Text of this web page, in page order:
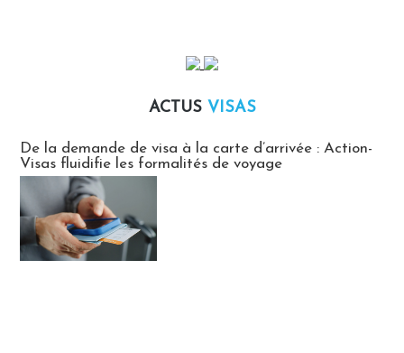
ACTUS VISAS
De la demande de visa à la carte d’arrivée : Action-
Visas fluidifie les formalités de voyage